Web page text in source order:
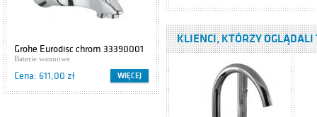
Cena: 5 773,00 zł
Montreux
16547820
Cena: 12 593,00 zł
Grohe Eurodisc chrom 33390001
Baterie wannowe
Cena: 611,00 zł WIĘCEJ
Cersanit IBIZA S504-009
Cena: 416,00 zł WIĘCEJ
KLIENCI, KTÓRZY